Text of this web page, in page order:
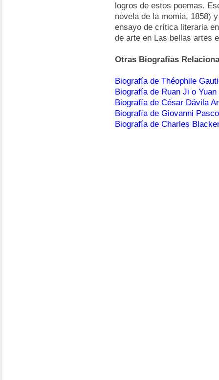
logros de estos poemas.
novela de la momia, 1858)
ensayo de crítica literaria
de arte en Las bellas artes
Otras Biografías
Biografía de Théophile
Biografía de Ruan Ji o Yuan
Biografía de César Dávila
Biografía de Giovanni
Biografía de Charles